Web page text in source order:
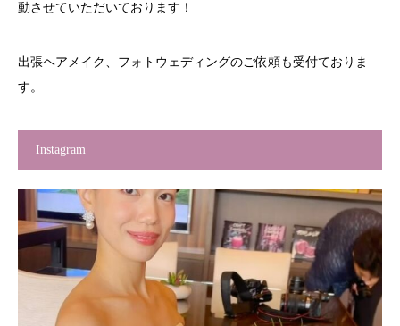
動させていただいております！
出張ヘアメイク、フォトウェディングのご依頼も受付ておりま
す。
Instagram